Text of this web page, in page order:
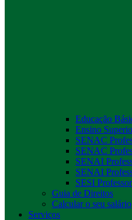
Educação
Ensino
SENAC
SENAC
SENAI
SENAI
SESI
Guia de Direitos
Calcular o seu salário
Serviços